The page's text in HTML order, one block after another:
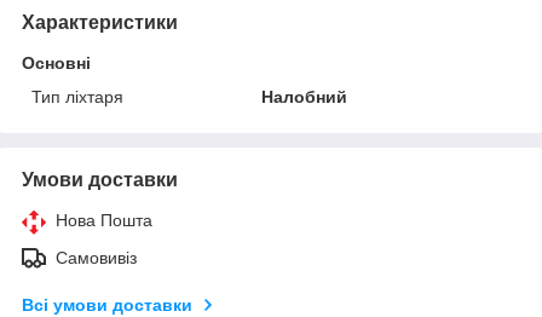
Характеристики
Основні
Тип ліхтаря
Налобний
Умови доставки
Нова Пошта
Самовивіз
Всі умови доставки